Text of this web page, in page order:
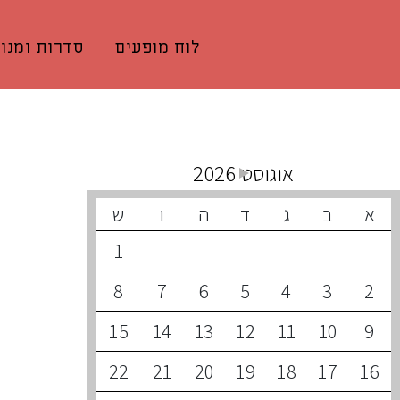
לוח מופעים סדרות
אוגוסט 2026
א ב ג ד ה ו
ש
1
2
3
4
5
6
7
8
9
10
11
12
13
14
15
16
17
18
19
20
21
22